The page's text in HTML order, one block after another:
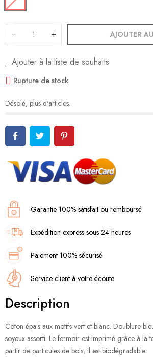
− + AJOUTER
Ajouter à la liste de souhaits
Rupture de stock
Désolé, plus d'articles.
Garantie 100% satisfait ou remboursé
Expédition express sous 24 heures
Paiement 100% sécurisé
Service client à votre écoute
Description
Coton épais aux motifs vert et blanc. Doublure
soyeux assorti. Le fermoir est imprimé grâce à la
partir de particules de bois, il est biodégradable.